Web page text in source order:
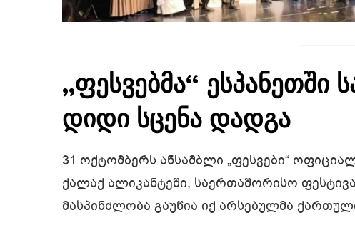
„ფესვებმა“ ესპანეთში
დიდი სცენა დადგა
31 ოქტომბერს ანსამბლი „ფესვები“
ქალაქ ალიკანტეში, საერთაშორისო
მასპინძლობა გაუწია იქ არსებულმა